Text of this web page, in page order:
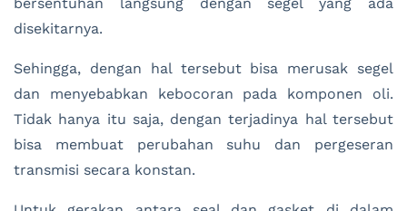
disekitarnya.
Sehingga, dengan hal tersebut bisa merusak segel
dan menyebabkan kebocoran pada komponen oli.
Tidak hanya itu saja, dengan terjadinya hal tersebut
bisa membuat perubahan suhu dan pergeseran
transmisi secara konstan.